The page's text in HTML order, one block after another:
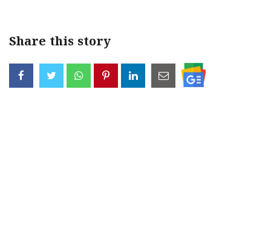
Share this story